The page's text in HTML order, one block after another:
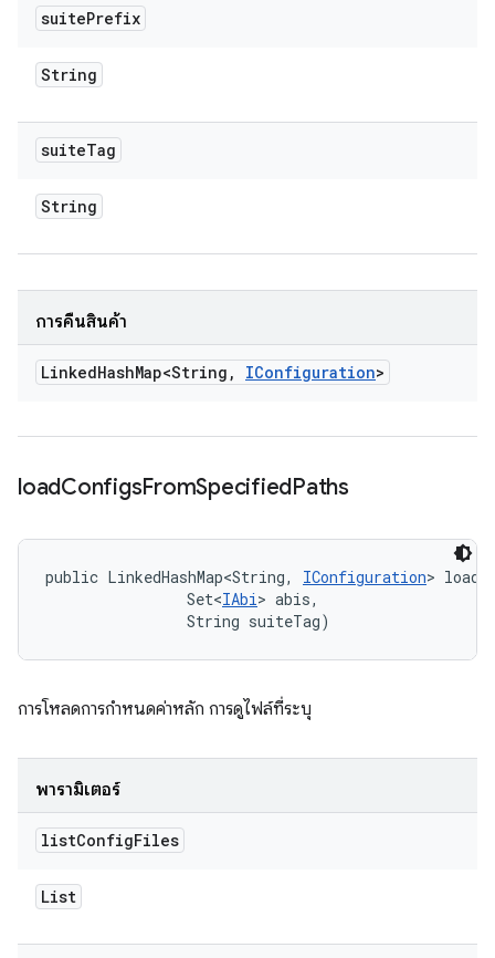
suitePrefix
String
suiteTag
String
การคืนสินค้า
LinkedHashMap<String , IConfiguration>
loadConfigsFromSpecifiedPaths
public LinkedHashMap<String, IConfiguration>
                Set<
IAbi> abis,
                String suiteTag)
การโหลดการกำหนดค่าหลัก การดูไฟล์ที่ระบุ
พารามิเตอร์
listConfigFiles
List